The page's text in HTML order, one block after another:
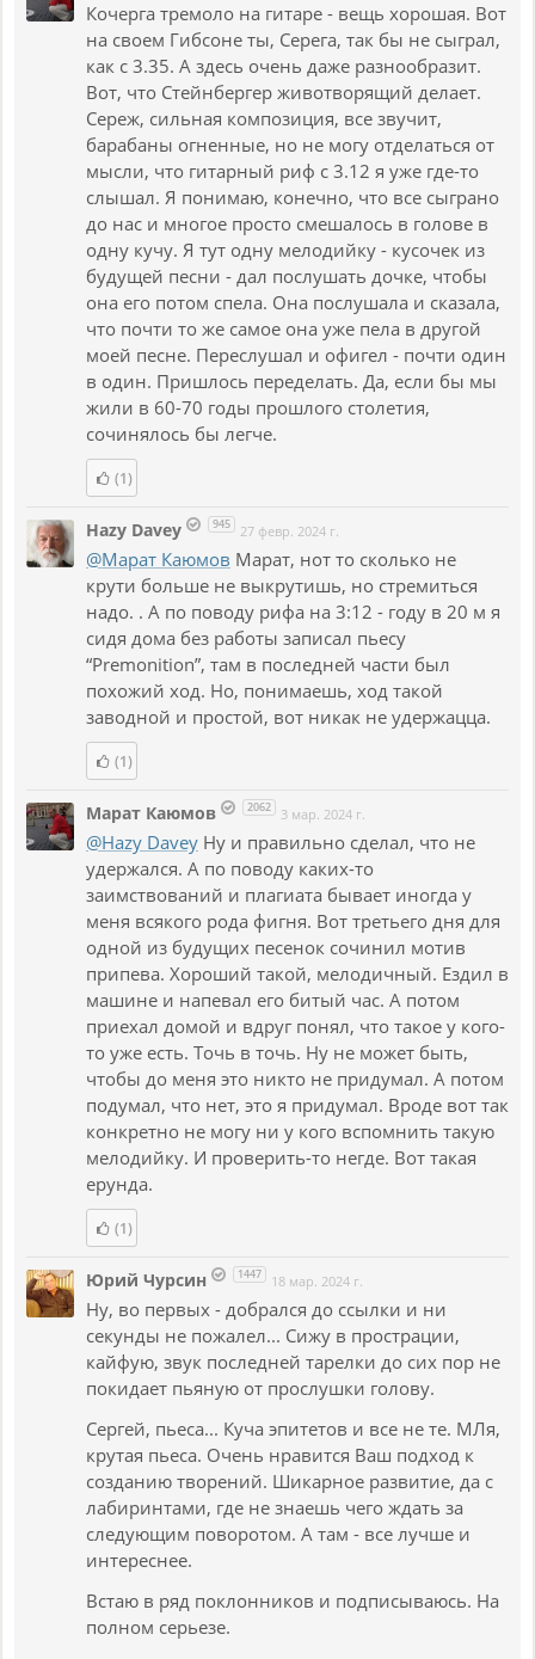
Кочерга тремоло на гитаре - вещь хорошая. Вот
на своем Гибсоне ты, Серега, так бы не сыграл,
как с 3.35. А здесь очень даже разнообразит.
Вот, что Стейнбергер животворящий делает.
Сереж, сильная композиция, все звучит,
барабаны огненные, но не могу отделаться от
мысли, что гитарный риф с 3.12 я уже где-то
слышал. Я понимаю, конечно, что все сыграно
до нас и многое просто смешалось в голове в
одну кучу. Я тут одну мелодийку - кусочек из
будущей песни - дал послушать дочке, чтобы
она его потом спела. Она послушала и сказала,
что почти то же самое она уже пела в другой
моей песне. Переслушал и офигел - почти один
в один. Пришлось переделать. Да, если бы мы
жили в 60-70 годы прошлого столетия,
сочинялось бы легче.
(1)
Hazy Davey 945 27 февр. 2024 г.
@Марат Каюмов Марат, нот то сколько не
крути больше не выкрутишь, но стремиться
надо. . А по поводу рифа на 3:12 - году в 20 м я
сидя дома без работы записал пьесу
“Premonition”, там в последней части был
похожий ход. Но, понимаешь, ход такой
заводной и простой, вот никак не удержацца.
(1)
Марат Каюмов 2062 3 мар. 2024 г.
@Hazy Davey Ну и правильно сделал, что не
удержался. А по поводу каких-то
заимствований и плагиата бывает иногда у
меня всякого рода фигня. Вот третьего дня для
одной из будущих песенок сочинил мотив
припева. Хороший такой, мелодичный. Ездил в
машине и напевал его битый час. А потом
приехал домой и вдруг понял, что такое у кого-
то уже есть. Точь в точь. Ну не может быть,
чтобы до меня это никто не придумал. А потом
подумал, что нет, это я придумал. Вроде вот так
конкретно не могу ни у кого вспомнить такую
мелодийку. И проверить-то негде. Вот такая
ерунда.
(1)
Юрий Чурсин 1447 18 мар. 2024 г.
Ну, во первых - добрался до ссылки и ни
секунды не пожалел... Сижу в прострации,
кайфую, звук последней тарелки до сих пор не
покидает пьяную от прослушки голову.
Сергей, пьеса... Куча эпитетов и все не те. МЛя,
крутая пьеса. Очень нравится Ваш подход к
созданию творений. Шикарное развитие, да с
лабиринтами, где не знаешь чего ждать за
следующим поворотом. А там - все лучше и
интереснее.
Встаю в ряд поклонников и подписываюсь. На
полном серьезе.